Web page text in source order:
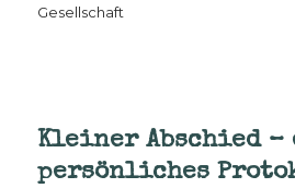
am
Gesellschaft
Kleiner Abschied
persönliches